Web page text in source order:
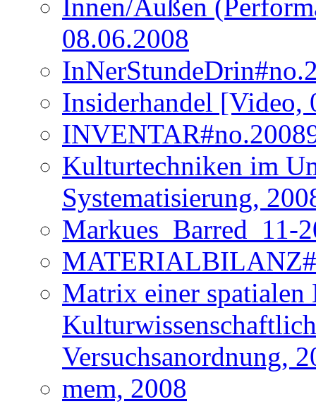
Innen/Außen
08.06.2008
Insiderhandel [Video,
Kulturtechniken im
Systematisierung,
Markues_Barred_11-
Matrix einer spatialen
Versuchsanordnung,
mem, 2008